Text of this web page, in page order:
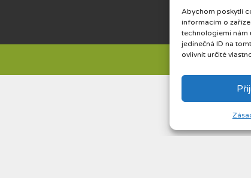
Abychom poskytli
informacím o
technologiemi nám
jedinečná ID na
ovlivnit určité